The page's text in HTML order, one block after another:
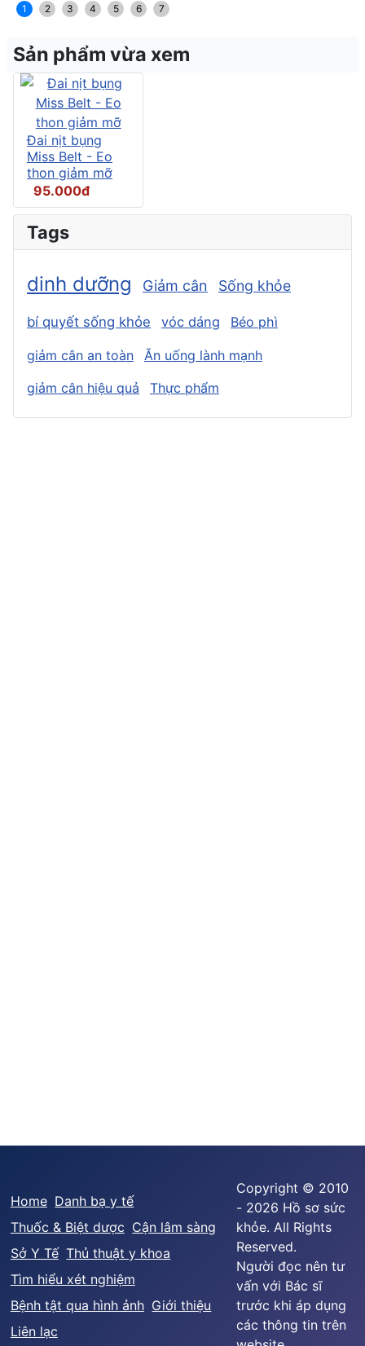
1 2 3 4 5 6 7
Sản phẩm vừa xem
Đai nịt bụng
Miss Belt - Eo
thon giảm mỡ
95.000đ
Tags
dinh dưỡng Giảm cân Sống khỏe
bí quyết sống khỏe vóc dáng Béo phì
giảm cân an toàn
Ăn uống lành mạnh
giảm cân hiệu quả
Thực phẩm
Home Danh bạ y tế
Thuốc & Biệt dược Cận lâm sàng
Sở Y Tế Thủ thuật y khoa
Tìm hiểu xét nghiệm
Bệnh tật qua hình ảnh Giới thiệu
Liên lạc
Copyright © 2010
- 2026 Hồ sơ sức
khỏe. All Rights
Reserved.
Người đọc nên tư
vấn với Bác sĩ
trước khi áp dụng
các thông tin trên